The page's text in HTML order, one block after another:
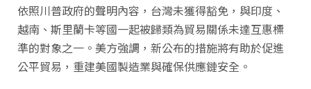
依照川普政府的聲明內容，台灣未獲得豁免，與印度、
越南、斯里蘭卡等國一起被歸類為貿易關係未達互惠標
準的對象之一。美方強調，新公布的措施將有助於促進
公平貿易，重建美國製造業與確保供應鏈安全。